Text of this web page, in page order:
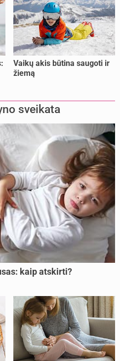
Vaikų akis būtina saugoti ir
žiemą
sveikata
kaip atskirti?